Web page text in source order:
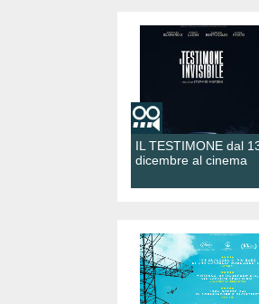
IL TESTIMONE dal
dicembre al cinema